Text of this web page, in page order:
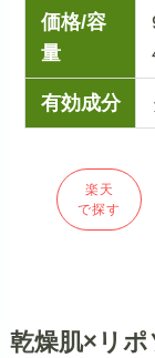
価格/容
量
有効成分
楽天
で探す
乾燥肌×リ